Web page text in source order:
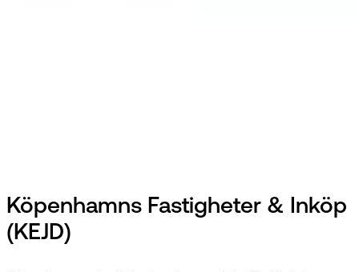
Köpenhamns Fastigheter & Inköp
(KEJD)